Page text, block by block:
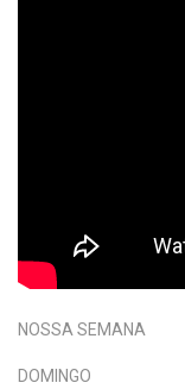
NOSSA SEMANA
DOMINGO